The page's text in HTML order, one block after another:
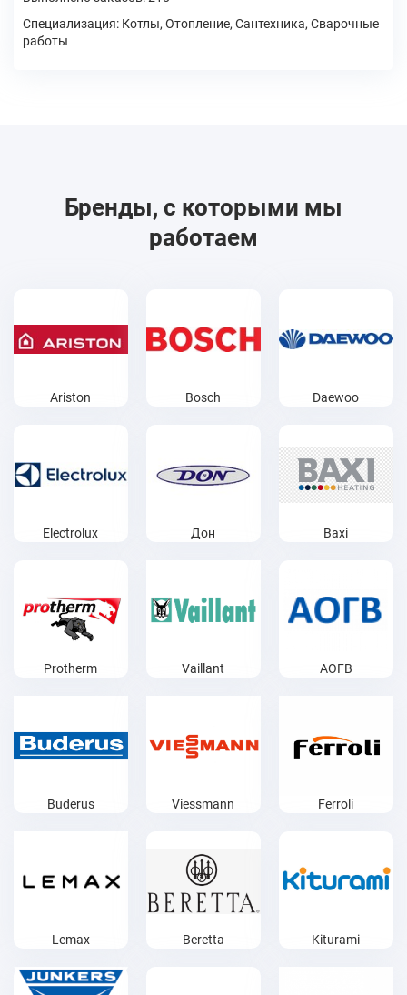
Специализация: Котлы, Отопление, Сантехника, Сварочные
работы
Бренды, с которыми мы
работаем
Ariston Bosch Daewoo
Electrolux Дон Baxi
Protherm Vaillant АОГВ
Buderus Viessmann Ferroli
Lemax Beretta Kiturami